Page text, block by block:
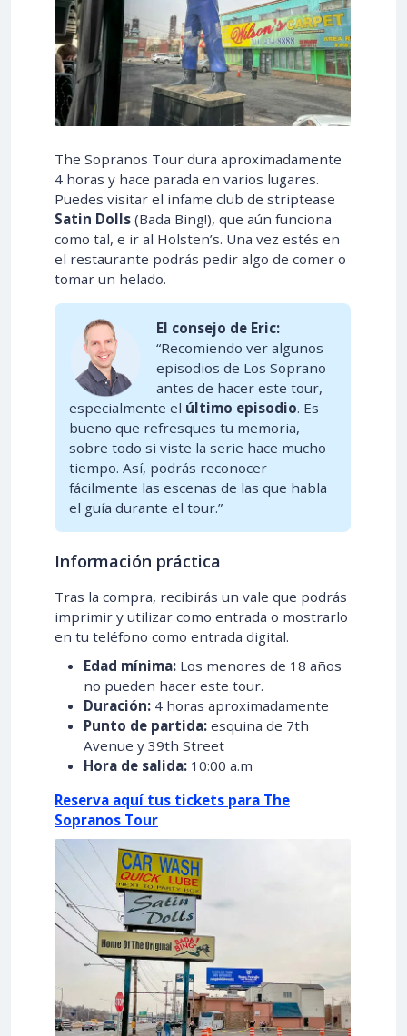
The Sopranos Tour dura aproximadamente
4 horas y hace parada en varios lugares.
Puedes visitar el infame club de striptease
Satin Dolls (Bada Bing!), que aún funciona
como tal, e ir al Holsten’s. Una vez estés en
el restaurante podrás pedir algo de comer o
tomar un helado.
El consejo de Eric:
“Recomiendo ver algunos
episodios de Los Soprano
antes de hacer este tour,
especialmente el último episodio. Es
bueno que refresques tu memoria,
sobre todo si viste la serie hace mucho
tiempo. Así, podrás reconocer
fácilmente las escenas de las que habla
el guía durante el tour.”
Información práctica
Tras la compra, recibirás un vale que podrás
imprimir y utilizar como entrada o mostrarlo
en tu teléfono como entrada digital.
Edad mínima: Los menores de 18 años
no pueden hacer este tour.
Duración: 4 horas aproximadamente
Punto de partida: esquina de 7th
Avenue y 39th Street
Hora de salida: 10:00 a.m
Reserva aquí tus tickets para The
Sopranos Tour